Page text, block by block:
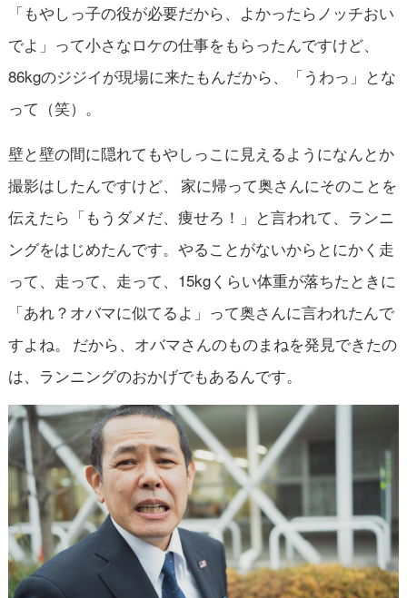
「もやしっ子の役が必要だから、よかったらノッチおい
でよ」って小さなロケの仕事をもらったんですけど、
86kgのジジイが現場に来たもんだから、「うわっ」とな
って（笑）。
壁と壁の間に隠れてもやしっこに見えるようになんとか
撮影はしたんですけど、 家に帰って奥さんにそのことを
伝えたら「もうダメだ、痩せろ！」と言われて、ランニ
ングをはじめたんです。やることがないからとにかく走
って、走って、走って、15kgくらい体重が落ちたときに
「あれ？オバマに似てるよ」って奥さんに言われたんで
すよね。 だから、オバマさんのものまねを発見できたの
は、ランニングのおかげでもあるんです。